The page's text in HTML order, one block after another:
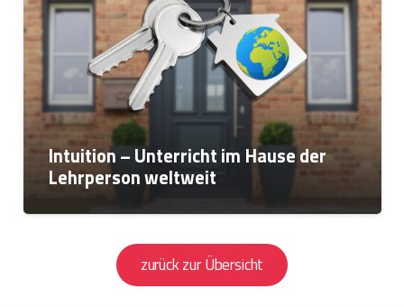
Intuition – Unterricht im Hause der
Lehrperson weltweit
zurück zur Übersicht